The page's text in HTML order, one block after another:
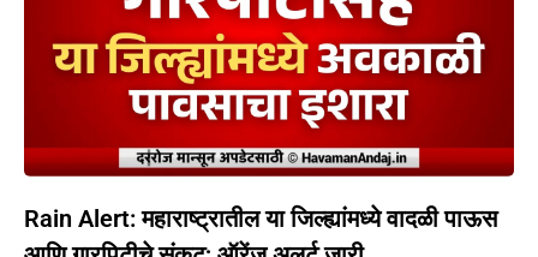
Rain Alert: महाराष्ट्रातील या जिल्ह्यांमध्ये वादळी पाऊस